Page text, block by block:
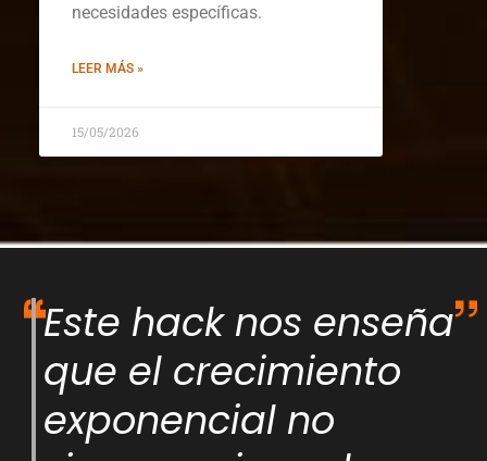
necesidades específicas.
LEER MÁS »
15/05/2026
Este hack nos enseña
que el crecimiento
exponencial no